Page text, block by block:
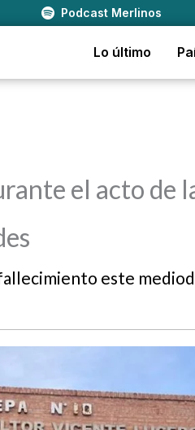
Podcast Merlinos
Lo último
el acto de
este